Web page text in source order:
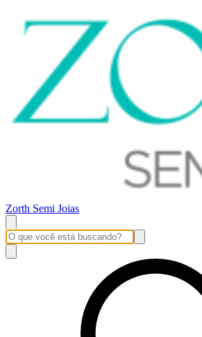
Zorth Semi Joias